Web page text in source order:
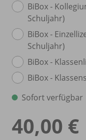
BiBox -
Schuljahr)
BiBox -
Schuljahr)
BiBox -
BiBox -
Sofort verfügbar
40,00 €